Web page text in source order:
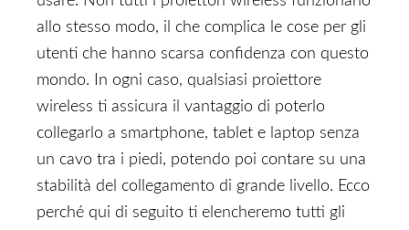
allo stesso modo, il che complica le cose per gli
utenti che hanno scarsa confidenza con questo
mondo. In ogni caso, qualsiasi proiettore
wireless ti assicura il vantaggio di poterlo
collegarlo a smartphone, tablet e laptop senza
un cavo tra i piedi, potendo poi contare su una
stabilità del collegamento di grande livello. Ecco
perché qui di seguito ti elencheremo tutti gli